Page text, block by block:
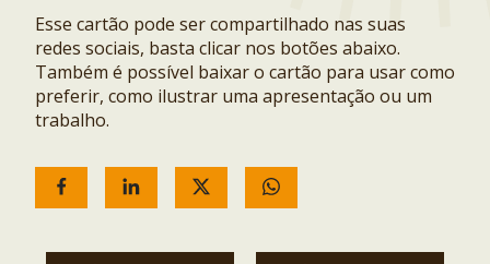
Esse cartão pode ser compartilhado nas suas
redes sociais, basta clicar nos botões abaixo.
Também é possível baixar o cartão para usar como
preferir, como ilustrar uma apresentação ou um
trabalho.